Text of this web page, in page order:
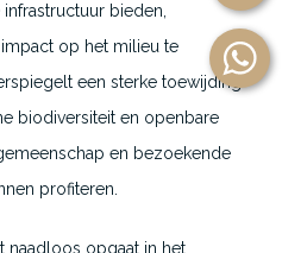
bieden,
op het milieu te
een sterke toewijding
biodiversiteit en openbare
en bezoekende
profiteren.
naadloos opgaat in het